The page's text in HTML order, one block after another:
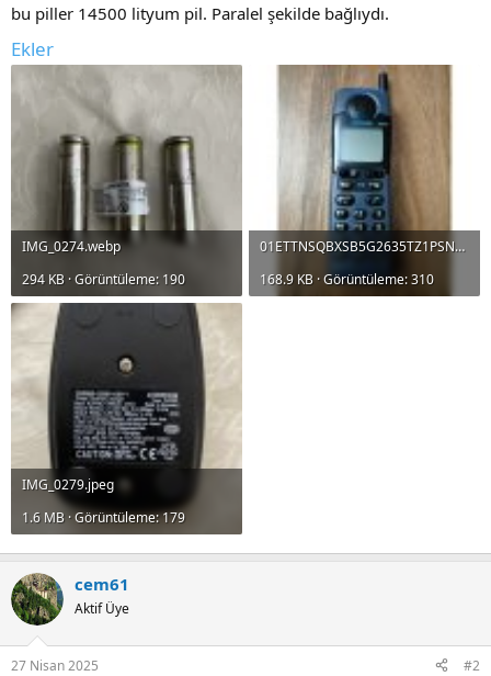
bu piller 14500 lityum pil. Paralel şekilde bağlıydı.
Ekler
IMG_0274.webp
294 KB · Görüntüleme: 190
01ETTNSQBXSB5G2635TZ1PSNM1_1024x1024.jpeg
168.9 KB · Görüntüleme: 310
IMG_0279.jpeg
1.6 MB · Görüntüleme: 179
cem61
Aktif Üye
27 Nisan 2025 #2